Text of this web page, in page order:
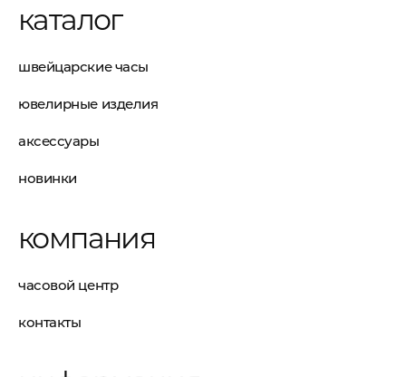
каталог
швейцарские часы
ювелирные изделия
аксессуары
новинки
компания
часовой центр
контакты